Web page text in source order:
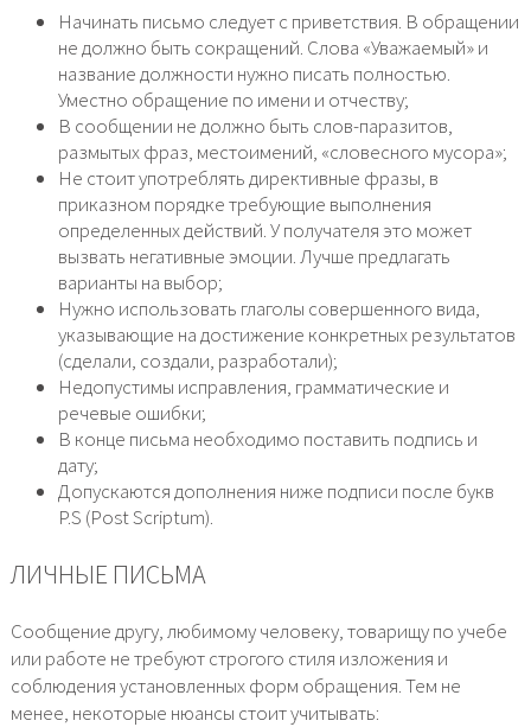
Начинать письмо следует с приветствия. В обращении
не должно быть сокращений. Слова «Уважаемый» и
название должности нужно писать полностью.
Уместно обращение по имени и отчеству;
В сообщении не должно быть слов-паразитов,
размытых фраз, местоимений, «словесного мусора»;
Не стоит употреблять директивные фразы, в
приказном порядке требующие выполнения
определенных действий. У получателя это может
вызвать негативные эмоции. Лучше предлагать
варианты на выбор;
Нужно использовать глаголы совершенного вида,
указывающие на достижение конкретных результатов
(сделали, создали, разработали);
Недопустимы исправления, грамматические и
речевые ошибки;
В конце письма необходимо поставить подпись и
дату;
Допускаются дополнения ниже подписи после букв
P.S (Post Scriptum).
ЛИЧНЫЕ ПИСЬМА
Сообщение другу, любимому человеку, товарищу по учебе
или работе не требуют строгого стиля изложения и
соблюдения установленных форм обращения. Тем не
менее, некоторые нюансы стоит учитывать: